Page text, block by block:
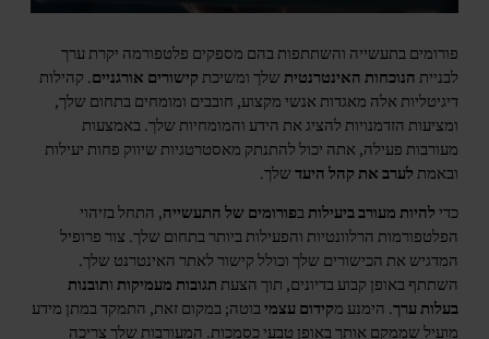
פורומים בתעשייה והשתתפות בהם מספקים פלטפורמה יקרת ערך
לבנייתהנוכחות האינטרנטיתשלך ומשיכתקישורים אורגניים. קהילות
דיגיטליות אלה מאגדות אנשי מקצוע, חובבים ומומחים בתחום שלך,
ומציעות הזדמנויות להציג את הידע והמומחיות שלך. באמצעות
מעורבות פעילה, אתה יכול להתנתק מאסטרטגיות שיווק פחות יעילות
ובאמתלערב את קהל היעדשלך.
כדילהיות מעורב ביעילותבפורומים של התעשייה, התחל בזיהוי
הפלטפורמות הרלוונטיות והפעילות ביותר בתחום שלך. צור פרופיל
המדגיש את הכישורים שלך וכולל קישור לאתר האינטרנט שלך.
השתתף באופן קבוע בדיונים, תוך הצעתתגובות מעמיקותותובנות
בעלות ערך. הימנע מקידום עצמיבוטה; במקום זאת, התמקד במתן מידע
מועיל שממקם אותך באופן טבעי כסמכות. המעורבות שלך צריכה